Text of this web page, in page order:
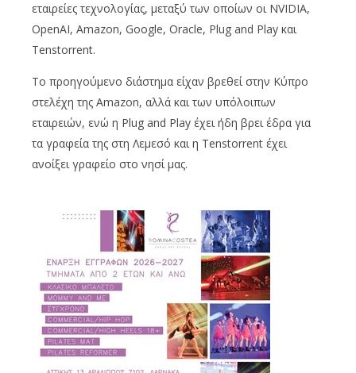
εταιρείες τεχνολογίας, μεταξύ των οποίων οι NVIDIA,
OpenAI, Amazon, Google, Oracle, Plug and Play και
Tenstorrent.
Το προηγούμενο διάστημα είχαν βρεθεί στην Κύπρο
στελέχη της Amazon, αλλά και των υπόλοιπων
εταιρειών, ενώ η Plug and Play έχει ήδη βρει έδρα για
τα γραφεία της στη Λεμεσό και η Tenstorrent έχει
ανοίξει γραφείο στο νησί μας.